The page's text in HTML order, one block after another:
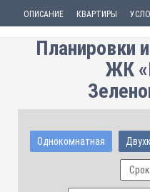
ОПИСАНИЕ КВАРТИРЫ
Планировки
ЖК
Однокомнатная